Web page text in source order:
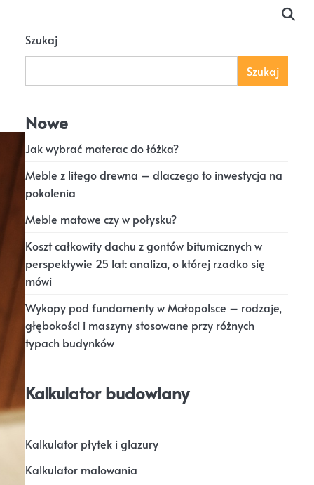
Szukaj
Szukaj
Nowe
Jak wybrać materac do łóżka?
Meble z litego drewna – dlaczego to inwestycja na
pokolenia
Meble matowe czy w połysku?
Koszt całkowity dachu z gontów bitumicznych w
perspektywie 25 lat: analiza, o której rzadko się
mówi
Wykopy pod fundamenty w Małopolsce – rodzaje,
głębokości i maszyny stosowane przy różnych
typach budynków
Kalkulator budowlany
Kalkulator płytek i glazury
Kalkulator malowania